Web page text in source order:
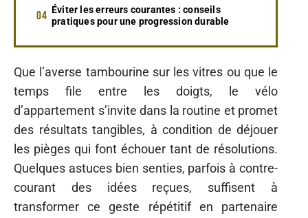
Éviter les erreurs courantes : conseils
pratiques pour une progression durable
Que l’averse tambourine sur les vitres ou que le
temps file entre les doigts, le vélo
d’appartement s’invite dans la routine et promet
des résultats tangibles, à condition de déjouer
les pièges qui font échouer tant de résolutions.
Quelques astuces bien senties, parfois à contre-
courant des idées reçues, suffisent à
transformer ce geste répétitif en partenaire